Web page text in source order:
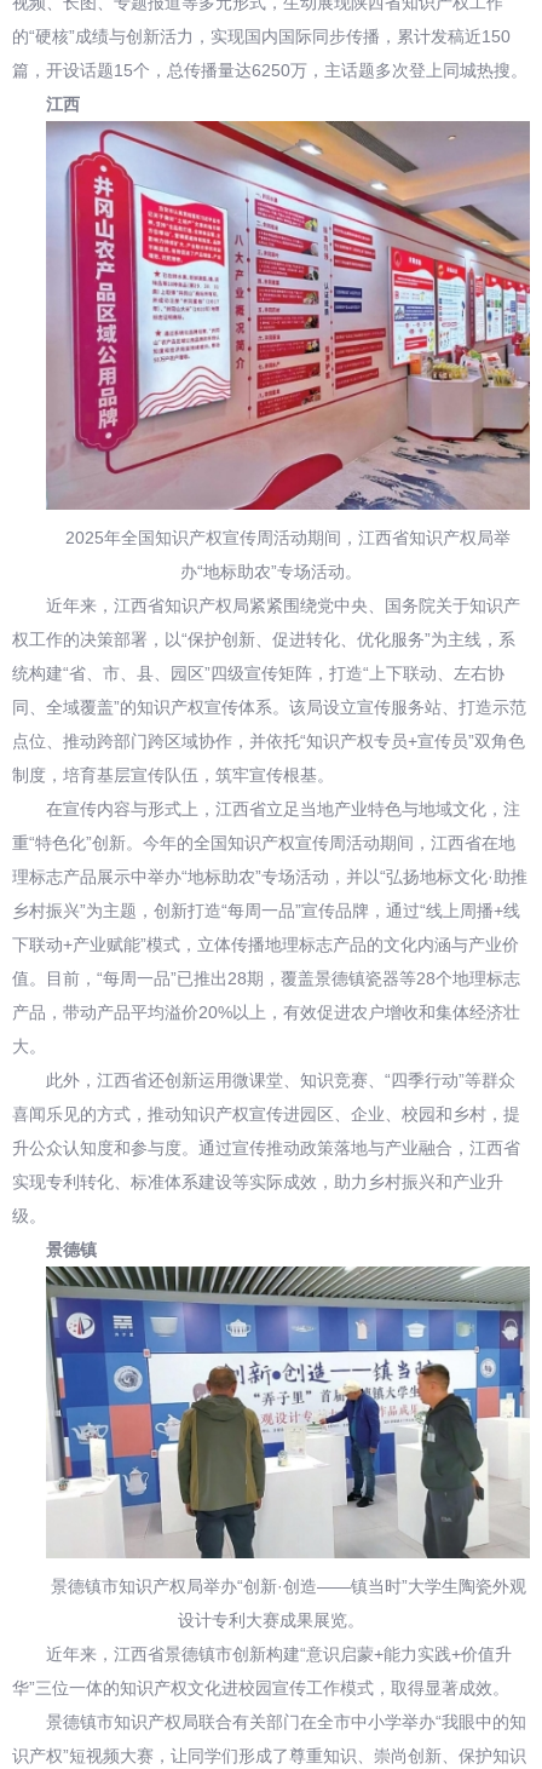
的“硬核”成绩与创新活力，实现国内国际同步传播，累计发稿近150
篇，开设话题15个，总传播量达6250万，主话题多次登上同城热搜。
江西
2025年全国知识产权宣传周活动期间，江西省知识产权局举
办“地标助农”专场活动。
近年来，江西省知识产权局紧紧围绕党中央、国务院关于知识产
权工作的决策部署，以“保护创新、促进转化、优化服务”为主线，系
统构建“省、市、县、园区”四级宣传矩阵，打造“上下联动、左右协
同、全域覆盖”的知识产权宣传体系。该局设立宣传服务站、打造示范
点位、推动跨部门跨区域协作，并依托“知识产权专员+宣传员”双角色
制度，培育基层宣传队伍，筑牢宣传根基。
在宣传内容与形式上，江西省立足当地产业特色与地域文化，注
重“特色化”创新。今年的全国知识产权宣传周活动期间，江西省在地
理标志产品展示中举办“地标助农”专场活动，并以“弘扬地标文化·助推
乡村振兴”为主题，创新打造“每周一品”宣传品牌，通过“线上周播+线
下联动+产业赋能”模式，立体传播地理标志产品的文化内涵与产业价
值。目前，“每周一品”已推出28期，覆盖景德镇瓷器等28个地理标志
产品，带动产品平均溢价20%以上，有效促进农户增收和集体经济壮
大。
此外，江西省还创新运用微课堂、知识竞赛、“四季行动”等群众
喜闻乐见的方式，推动知识产权宣传进园区、企业、校园和乡村，提
升公众认知度和参与度。通过宣传推动政策落地与产业融合，江西省
实现专利转化、标准体系建设等实际成效，助力乡村振兴和产业升
级。
景德镇
景德镇市知识产权局举办“创新·创造——镇当时”大学生陶瓷外观
设计专利大赛成果展览。
近年来，江西省景德镇市创新构建“意识启蒙+能力实践+价值升
华”三位一体的知识产权文化进校园宣传工作模式，取得显著成效。
景德镇市知识产权局联合有关部门在全市中小学举办“我眼中的知
识产权”短视频大赛，让同学们形成了尊重知识、崇尚创新、保护知识